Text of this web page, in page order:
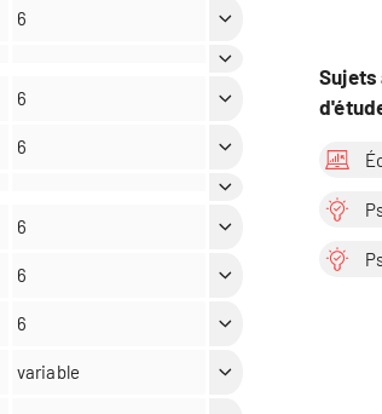
6
6
6
6
6
6
variable
Sujets